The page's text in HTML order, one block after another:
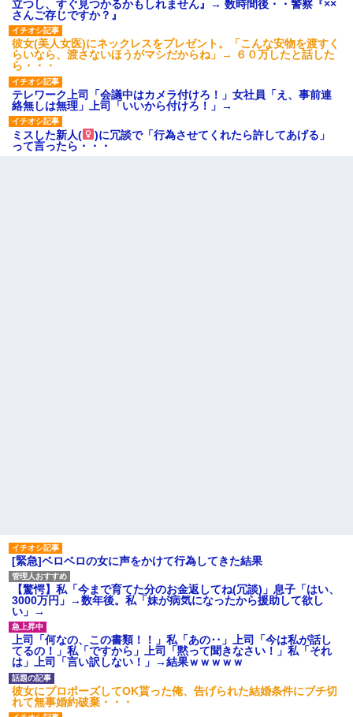
立つし、すぐ見つかるかもしれません』→ 数時間後・・警察『××
さんご存じですか？』
彼女(美人女医)にネックレスをプレゼント。「こんな安物を渡すく
らいなら、渡さないほうがマシだからね」→ ６０万したと話した
ら・・・
テレワーク上司「会議中はカメラ付けろ！」女社員「え、事前連
絡無しは無理」上司「いいから付けろ！」→
ミスした新人(
)に冗談で「行為させてくれたら許してあげる」
って言ったら・・・
[緊急]ベロベロの女に声をかけて行為してきた結果
【驚愕】私「今まで育てた分のお金返してね(冗談)」息子「はい、
3000万円」→数年後。私「妹が病気になったから援助して欲し
い」→
上司「何なの、この書類！！」私「あの‥」上司「今は私が話し
てるの！」私「ですから」上司「黙って聞きなさい！」私「それ
は」上司「言い訳しない！」→結果ｗｗｗｗｗ
彼女にプロポーズしてOK貰った俺、告げられた結婚条件にブチ切
れて無事婚約破棄・・・